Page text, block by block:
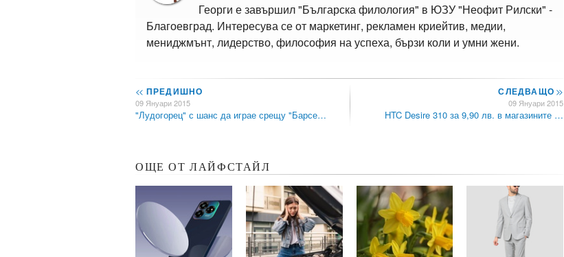
Георги е завършил "Българска филология" в ЮЗУ "Неофит Рилски" -
Благоевград. Интересува се от маркетинг, рекламен криейтив, медии,
мениджмънт, лидерство, философия на успеха, бързи коли и умни жени.
<< ПРЕДИШНО
09 Януари 2015
"Лудогорец" с шанс да играе срещу "Барсе…
СЛЕДВАЩО>>
09 Януари 2015
HTC Desire 310 за 9,90 лв. в магазините …
ОЩЕ ОТ ЛАЙФСТАЙЛ